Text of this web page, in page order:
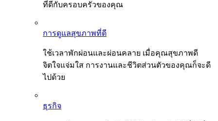
ที่ดีกับครอบครัวของคุณ
การดูแลสุขภาพที่ดี
ใช้เวลาพักผ่อนและผ่อนคลาย เมื่อคุณสุขภาพดี
จิตใจแจ่มใส การงานและชีวิตส่วนตัวของคุณก็จะดี
ไปด้วย
ธุรกิจ